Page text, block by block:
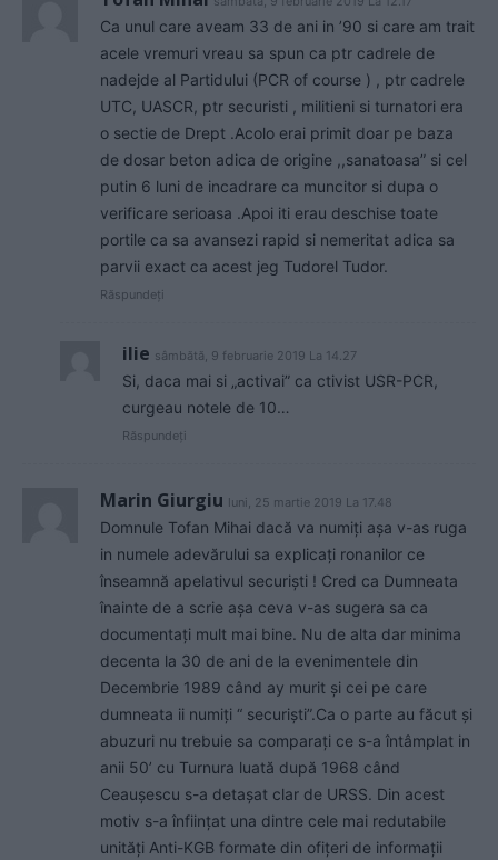
Ca unul care aveam 33 de ani in ’90 si care am trait
acele vremuri vreau sa spun ca ptr cadrele de
nadejde al Partidului (PCR of course ) , ptr cadrele
UTC, UASCR, ptr securisti , militieni si turnatori era
o sectie de Drept .Acolo erai primit doar pe baza
de dosar beton adica de origine ,,sanatoasa” si cel
putin 6 luni de incadrare ca muncitor si dupa o
verificare serioasa .Apoi iti erau deschise toate
portile ca sa avansezi rapid si nemeritat adica sa
parvii exact ca acest jeg Tudorel Tudor.
Răspundeți
ilie sâmbătă, 9 februarie 2019 La 14.27
Si, daca mai si „activai” ca ctivist USR-PCR,
curgeau notele de 10…
Răspundeți
Marin Giurgiu luni, 25 martie 2019 La 17.48
Domnule Tofan Mihai dacă va numiți așa v-as ruga
in numele adevărului sa explicați ronanilor ce
înseamnă apelativul securiști ! Cred ca Dumneata
înainte de a scrie așa ceva v-as sugera sa ca
documentați mult mai bine. Nu de alta dar minima
decenta la 30 de ani de la evenimentele din
Decembrie 1989 când ay murit și cei pe care
dumneata ii numiți “ securiști”.Ca o parte au făcut și
abuzuri nu trebuie sa comparați ce s-a întâmplat in
anii 50’ cu Turnura luată după 1968 când
Ceaușescu s-a detașat clar de URSS. Din acest
motiv s-a înființat una dintre cele mai redutabile
unități Anti-KGB formate din ofițeri de informații